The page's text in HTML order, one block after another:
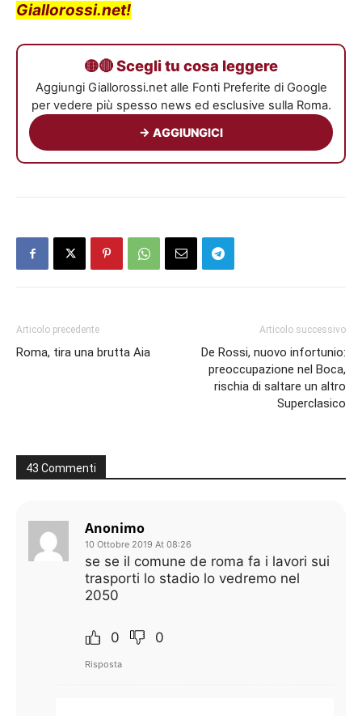
Giallorossi.net!
🟡🔴 Scegli tu cosa leggere
Aggiungi Giallorossi.net alle Fonti Preferite di Google
per vedere più spesso news ed esclusive sulla Roma.
→ AGGIUNGICI
Articolo precedente
Roma, tira una brutta Aia
Articolo successivo
De Rossi, nuovo infortunio:
preoccupazione nel Boca,
rischia di saltare un altro
Superclasico
43 Commenti
Anonimo
10 Ottobre 2019 At 08:26
se se il comune de roma fa i lavori sui
trasporti lo stadio lo vedremo nel
2050
0 0
Risposta